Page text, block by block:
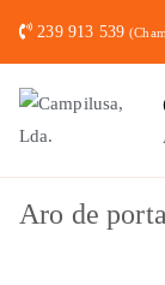
conteúdo
239 913 539
Aro de